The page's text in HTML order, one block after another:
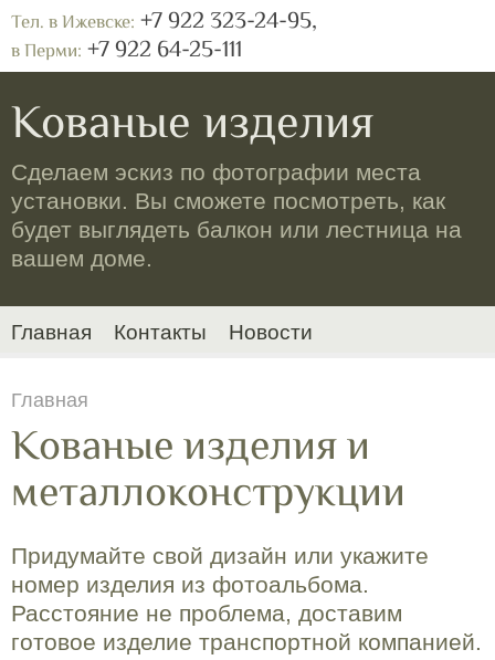
Тел. в Ижевске: +7 922 323-24-95,
в Перми: +7 922 64-25-111
Кованые изделия
Сделаем эскиз по фотографии места
установки. Вы сможете посмотреть, как
будет выглядеть балкон или лестница на
вашем доме.
Главная Контакты Новости
Главная
Кованые изделия и
металлоконструкции
Придумайте свой дизайн или укажите
номер изделия из фотоальбома.
Расстояние не проблема, доставим
готовое изделие транспортной компанией.